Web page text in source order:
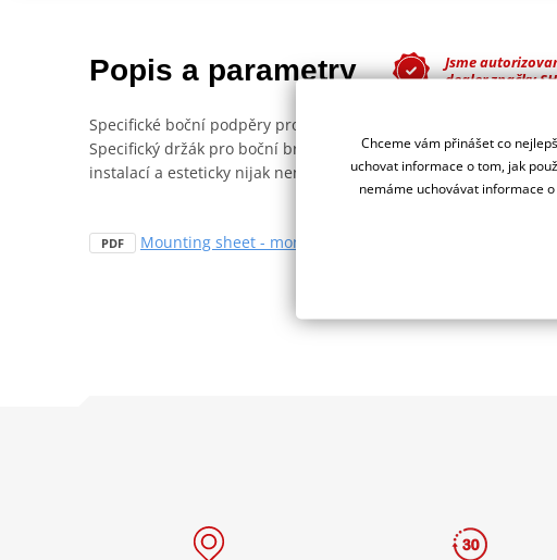
Popis a parametry
Jsme
dealer značky
Specifické boční podpěry pro boční brašny SR38
Specifický držák pro boční brašny
SR38 CAFE RACER, který
instalací a esteticky nijak nenarušuje vzhled motorky.
PDF Mounting sheet - montážní list
Chceme vám přinášet co
uchovat informace o tom, jak
nemáme uchovávat informace